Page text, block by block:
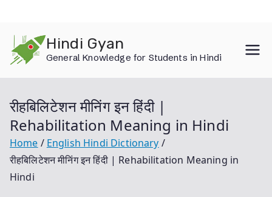
content
Hindi Gyan
General Knowledge for Students in Hindi
रीहबिलिटेशन मीनिंग इन हिंदी |
Rehabilitation Meaning in Hindi
Home
English Hindi Dictionary
रीहबिलिटेशन मीनिंग इन हिंदी | Rehabilitation Meaning in
Hindi